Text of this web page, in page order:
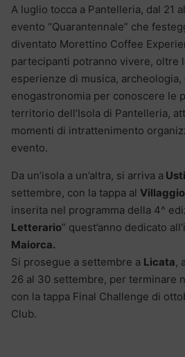
A luglio tocca a Pantelleria, dal 21
evento “Quarantennale” che
diventato Morettino Coffee
partecipanti potranno vivere, oltre
esperienze di musica, archeologia,
enogastronomia per conoscere le
territorio dell’Isola di Pantelleria,
momenti di intrattenimento
evento.
Da un’isola a un’altra, si arriva a
settembre, con la tappa al
inserita nel programma della 4^
Letterario” quest’anno dedicato
Maiorca.
Si prosegue a settembre a Licata,
26 al 30 settembre, per terminare
con la tappa Final Challenge di
Club.